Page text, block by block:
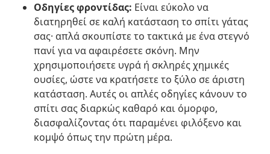
Οδηγίες φροντίδας: Είναι εύκολο να
διατηρηθεί σε καλή κατάσταση το σπίτι γάτας
σας· απλά σκουπίστε το τακτικά με ένα στεγνό
πανί για να αφαιρέσετε σκόνη. Μην
χρησιμοποιήσετε υγρά ή σκληρές χημικές
ουσίες, ώστε να κρατήσετε το ξύλο σε άριστη
κατάσταση. Αυτές οι απλές οδηγίες κάνουν το
σπίτι σας διαρκώς καθαρό και όμορφο,
διασφαλίζοντας ότι παραμένει φιλόξενο και
κομψό όπως την πρώτη μέρα.